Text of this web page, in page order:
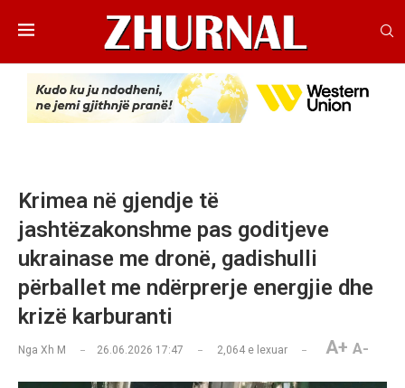
Krimea në gjendje të
jashtëzakonshme pas goditjeve
ukrainase me dronë, gadishulli
përballet me ndërprerje energjie dhe
krizë karburanti
Nga Xh M 26.06.2026 17:47 2,064 e lexuar A+ A-